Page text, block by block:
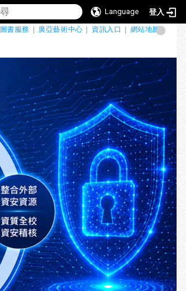
Language 登入
圖書服務 | 廣亞藝術中心 | 資訊入口 | 網站地圖